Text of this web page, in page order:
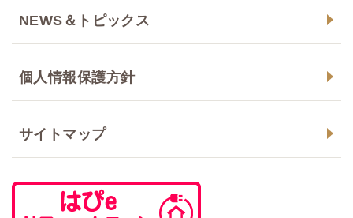
NEWS＆トピックス
個人情報保護方針
サイトマップ